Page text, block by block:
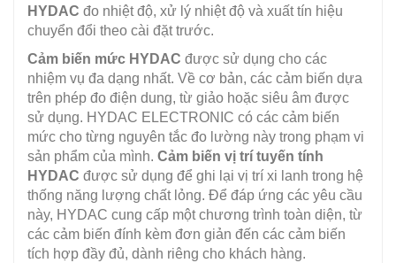
HYDAC đo nhiệt độ, xử lý nhiệt độ và xuất tín hiệu
chuyển đổi theo cài đặt trước.
Cảm biến mức HYDAC được sử dụng cho các
nhiệm vụ đa dạng nhất. Về cơ bản, các cảm biến dựa
trên phép đo điện dung, từ giảo hoặc siêu âm được
sử dụng. HYDAC ELECTRONIC có các cảm biến
mức cho từng nguyên tắc đo lường này trong phạm vi
sản phẩm của mình. Cảm biến vị trí tuyến tính
HYDAC được sử dụng để ghi lại vị trí xi lanh trong hệ
thống năng lượng chất lỏng. Để đáp ứng các yêu cầu
này, HYDAC cung cấp một chương trình toàn diện, từ
các cảm biến đính kèm đơn giản đến các cảm biến
tích hợp đầy đủ, dành riêng cho khách hàng.